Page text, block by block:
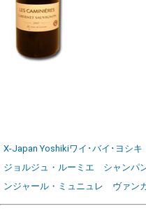
X-Japan Yoshikiワイ･バイ･ヨシキ
ジョルジュ・ルーミエ
シャンパ
ンジャール・ミュニュレ
ヴァン